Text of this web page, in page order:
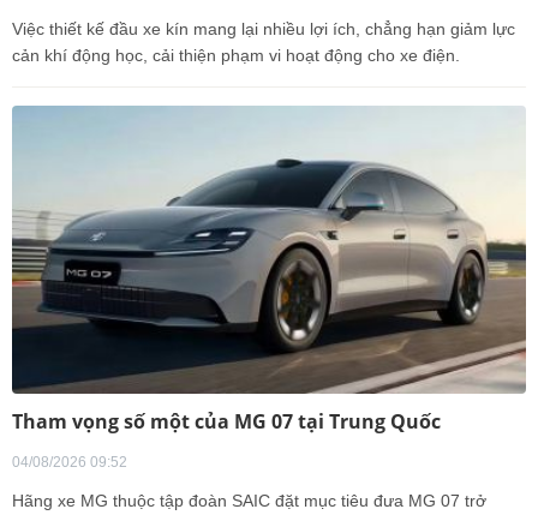
Việc thiết kế đầu xe kín mang lại nhiều lợi ích, chẳng hạn giảm lực
cản khí động học, cải thiện phạm vi hoạt động cho xe điện.
Tham vọng số một của MG 07 tại Trung Quốc
04/08/2026 09:52
Hãng xe MG thuộc tập đoàn SAIC đặt mục tiêu đưa MG 07 trở